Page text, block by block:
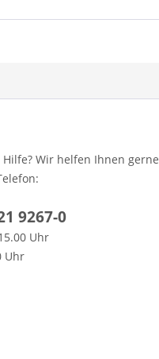
Hilfe? Wir helfen Ihnen gerne
9267-0
Uhr
Uhr